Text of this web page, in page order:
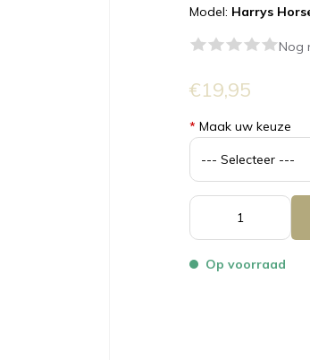
Model: Harrys
Nog
€19,95
* Maak uw keuze
Op voorraad